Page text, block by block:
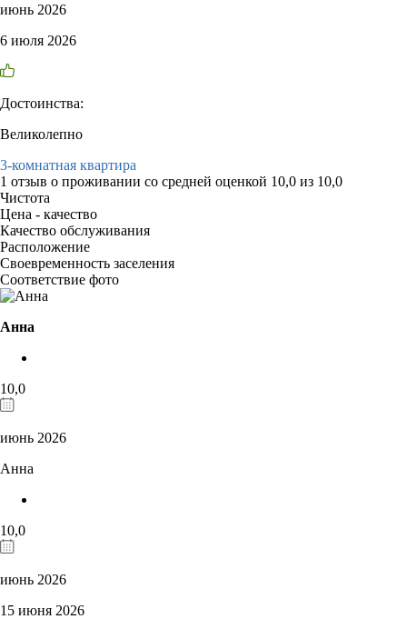
июнь 2026
6 июля 2026
Достоинства:
Великолепно
3-комнатная квартира
1 отзыв о проживании со средней оценкой 10,0 из 10,0
Чистота
Цена - качество
Качество обслуживания
Расположение
Своевременность заселения
Соответствие фото
Анна
10,0
июнь 2026
Анна
10,0
июнь 2026
15 июня 2026